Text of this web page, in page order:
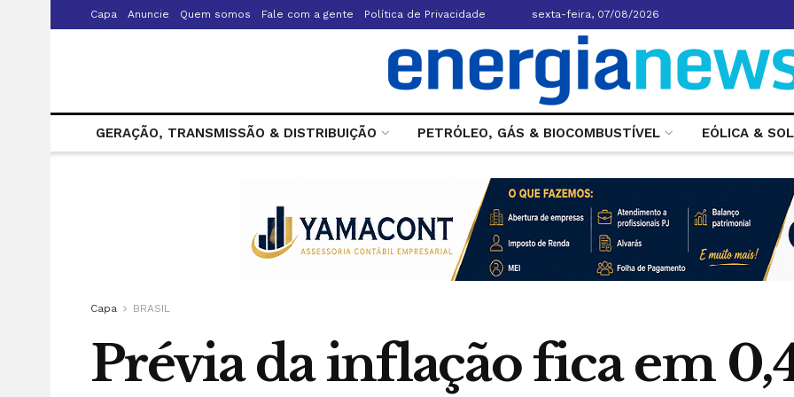
Capa Anuncie Quem somos Fale com a gente Política de Privacidade sexta-feira, 07/08/2026
GERAÇÃO, TRANSMISSÃO & DISTRIBUIÇÃO PETRÓLEO, GÁS & BIOCOMBUSTÍVEL EÓLICA &
Capa BRASIL
Prévia da inflação fica em